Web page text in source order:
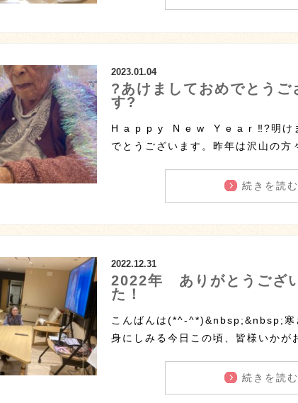
2023.01.04
?あけましておめでとうご
す?
H a p p y N e w Y e a r ‼?明け
でとうございます。昨年は沢山の方
続きを読む
2022.12.31
2022年 ありがとうござ
た！
こんばんは(*^-^*)&nbsp;&nbsp;寒
身にしみる今日この頃、皆様いかが
続きを読む